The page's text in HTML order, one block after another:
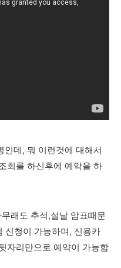
인데, 뭐 이런것에 대해서
회를 하신후에 예약을 하
래도 추석,설날 암표때문
신청이 가능하며, 신용카
자리만으로 예약이 가능합